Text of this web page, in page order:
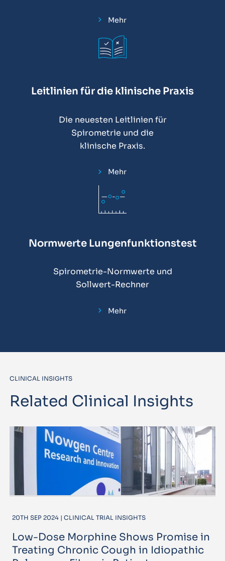
Mehr
Leitlinien für die klinische Praxis
Die neuesten Leitlinien für
Spirometrie und die
klinische Praxis.
Mehr
Normwerte Lungenfunktionstest
Spirometrie-Normwerte und
Sollwert-Rechner
Mehr
CLINICAL INSIGHTS
Related Clinical Insights
20TH SEP 2024 | CLINICAL TRIAL INSIGHTS
Low-Dose Morphine Shows Promise in
Treating Chronic Cough in Idiopathic